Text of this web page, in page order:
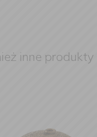
inne produkty